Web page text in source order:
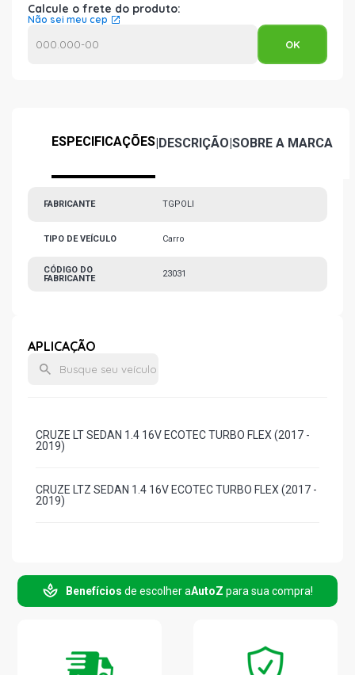
Calcule o frete do produto:
Não sei meu cep
ESPECIFICAÇÕES|DESCRIÇÃO|SOBRE A MARCA
FABRICANTE TGPOLI
TIPO DE VEÍCULO Carro
CÓDIGO DO
FABRICANTE
23031
APLICAÇÃO
CRUZE LT SEDAN 1.4 16V ECOTEC TURBO FLEX (2017 -
2019)
CRUZE LTZ SEDAN 1.4 16V ECOTEC TURBO FLEX (2017 -
2019)
Benefícios de escolher aAutoZ para sua compra!